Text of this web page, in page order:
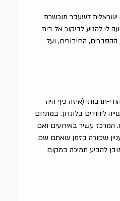
ישראלית לשעבר מוכשרת
לי להגיע לביקור אל בית
החיבורים, ועל
תרבותי (איזה כיף היה
ליהודים בלונדון. במתחם
עשיר באירועים ואם
שקורה בזמן שאתם שם.
להביע תמיכה במקום